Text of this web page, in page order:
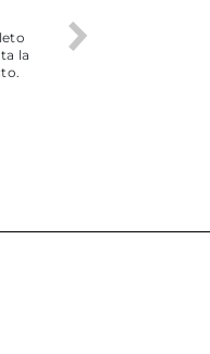
la